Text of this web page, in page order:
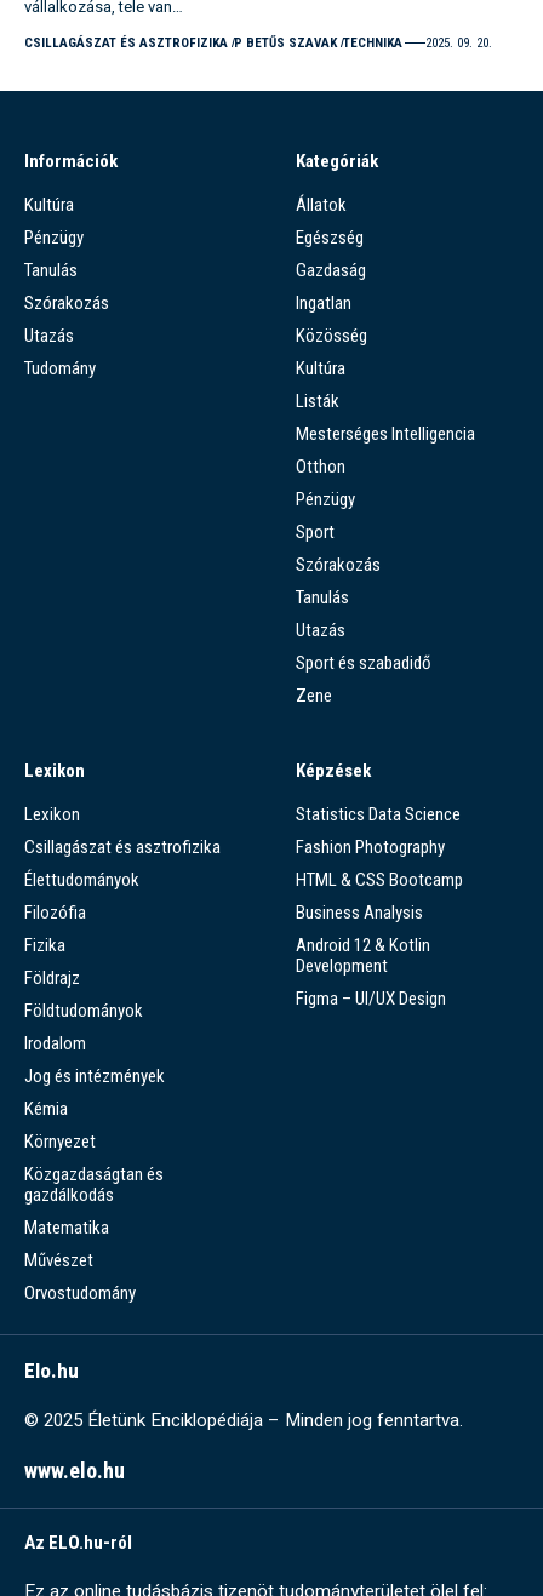
vállalkozása, tele van…
CSILLAGÁSZAT ÉS ASZTROFIZIKA P BETŰS SZAVAK TECHNIKA 2025. 09. 20.
Információk
Kultúra
Pénzügy
Tanulás
Szórakozás
Utazás
Tudomány
Kategóriák
Állatok
Egészség
Gazdaság
Ingatlan
Közösség
Kultúra
Listák
Mesterséges Intelligencia
Otthon
Pénzügy
Sport
Szórakozás
Tanulás
Utazás
Sport és szabadidő
Zene
Lexikon
Lexikon
Csillagászat és asztrofizika
Élettudományok
Filozófia
Fizika
Földrajz
Földtudományok
Irodalom
Jog és intézmények
Kémia
Környezet
Közgazdaságtan és
gazdálkodás
Matematika
Művészet
Orvostudomány
Képzések
Statistics Data Science
Fashion Photography
HTML & CSS Bootcamp
Business Analysis
Android 12 & Kotlin
Development
Figma – UI/UX Design
Elo.hu
© 2025 Életünk Enciklopédiája – Minden jog fenntartva.
www.elo.hu
Az ELO.hu-ról